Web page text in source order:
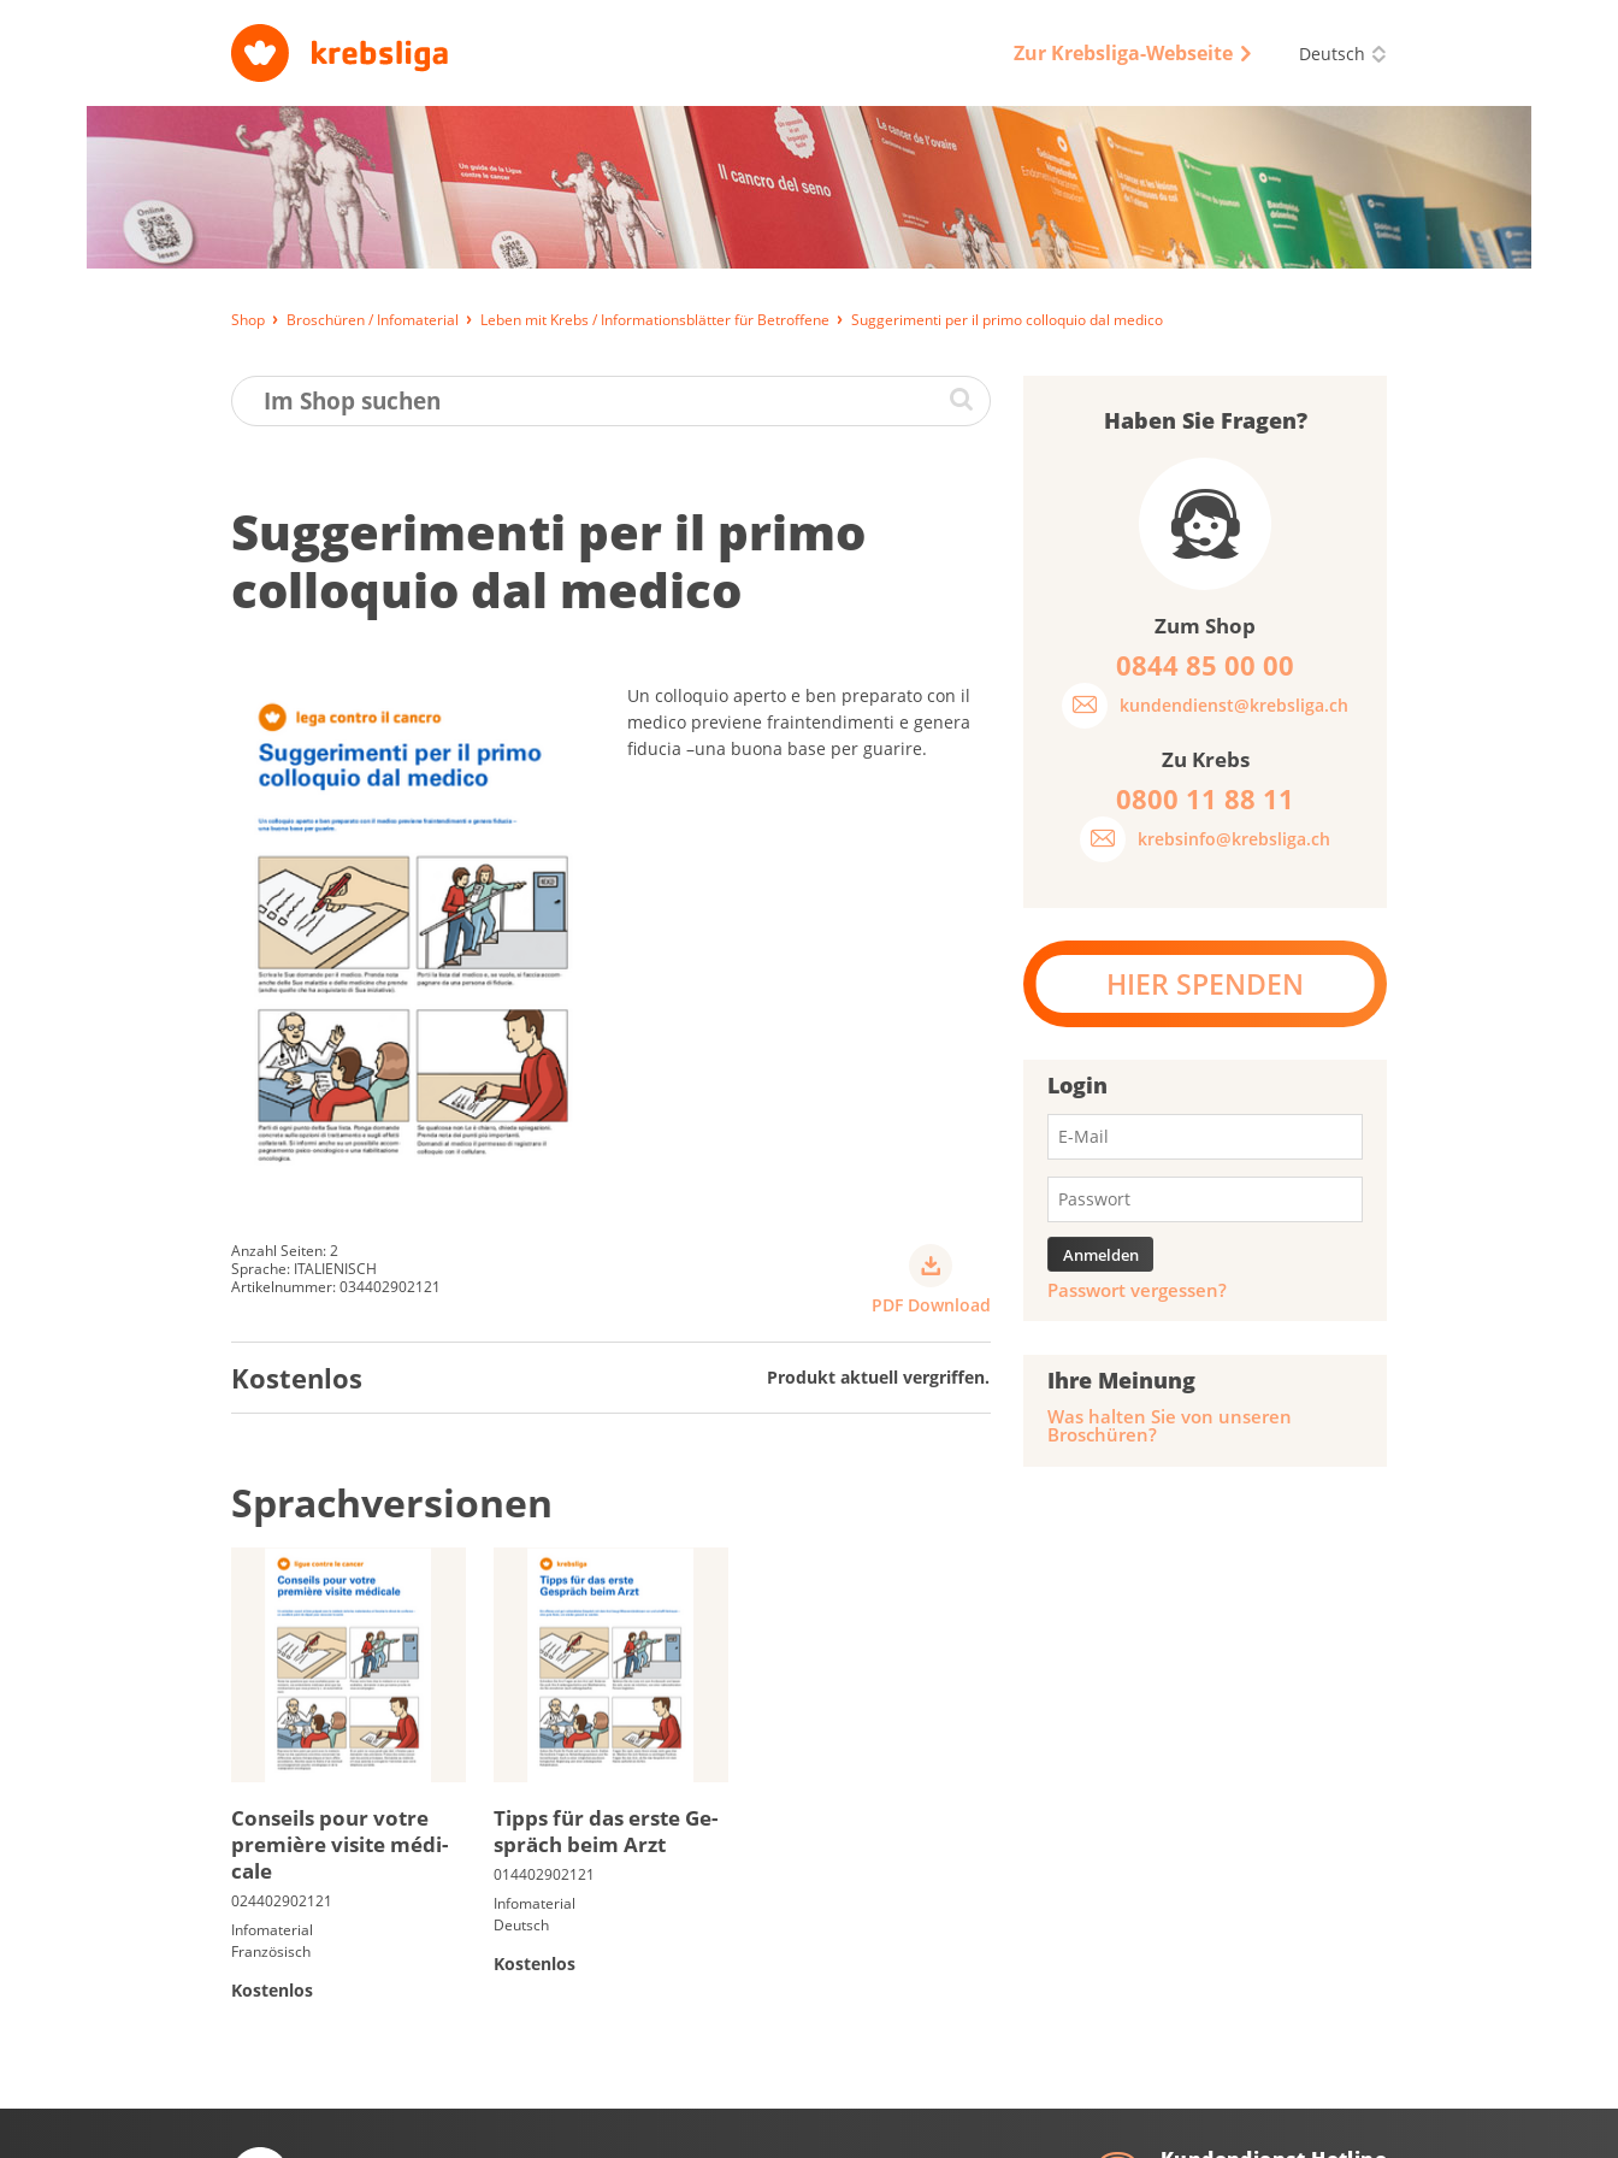
Zur Krebsliga-Webseite Deutsch
Shop Broschüren / Infomaterial Leben mit Krebs / Informationsblätter für Betroffene Suggerimenti per il primo colloquio dal medico
Suggerimenti per il primo
colloquio dal medico
Un colloquio aperto e ben preparato con il
medico previene fraintendimenti e genera
fiducia –una buona base per guarire.
Anzahl Seiten: 2
Sprache: ITALIENISCH
Artikelnummer: 034402902121
PDF Download
Kostenlos Produkt aktuell vergriffen.
Sprachversionen
Conseils pour votre
pre­mière vi­site mé­di­
cale
Infomaterial
Französisch
Kostenlos
Tipps für das ers­te Ge­
spräch beim Arzt
Infomaterial
Deutsch
Kostenlos
Haben Sie Fragen?
Zum Shop
0844 85 00 00
kundendienst@krebsliga.ch
Zu Krebs
0800 11 88 11
krebsinfo@krebsliga.ch
HIER SPENDEN
Login
Passwort vergessen?
Ihre Meinung
Was halten Sie von unseren
Broschüren?